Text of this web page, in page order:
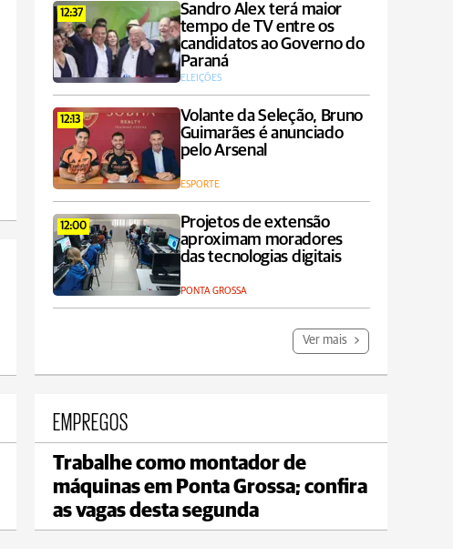
12:37
Sandro Alex terá maior
tempo de TV entre os
candidatos ao Governo do
Paraná
ELEIÇÕES
12:13
Volante da Seleção, Bruno
Guimarães é anunciado
pelo Arsenal
ESPORTE
12:00
Projetos de extensão
aproximam moradores
das tecnologias digitais
PONTA GROSSA
Ver mais
Jaguariaíva
max 20°C min 18°C
EMPREGOS
Trabalhe como montador de
máquinas em Ponta Grossa; confira
as vagas desta segunda